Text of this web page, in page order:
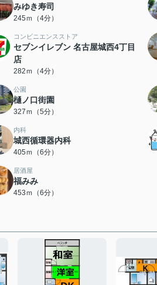
みゆき寿司
245ｍ（4分）
コンビニエンスストア
セブンイレブン 名古屋城西4丁目
店
282ｍ（4分）
公園
樋ノ口街園
327ｍ（5分）
内科
城西循環器内科
405ｍ（6分）
居酒屋
福みみ
453ｍ（6分）